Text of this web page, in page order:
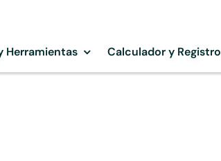
Herramientas Calculador y Registro